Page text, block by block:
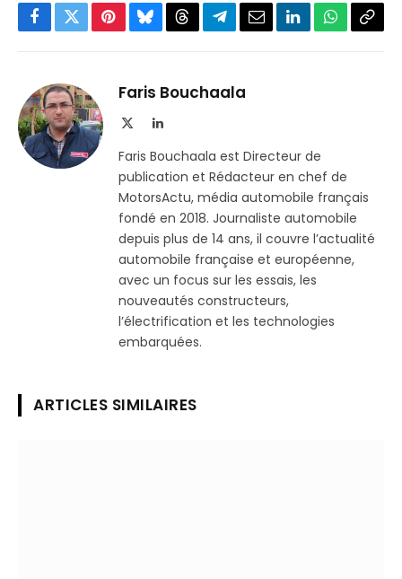
Facebook
TwitterPinterestBlueskyThreadsPartager
Telegram
EmailLinkedInWhatsApp
Faris Bouchaala
LinkedIn
Faris Bouchaala est Directeur de
publication et Rédacteur en chef de
MotorsActu, média automobile français
fondé en 2018. Journaliste automobile
depuis plus de 14 ans, il couvre l’actualité
automobile française et européenne,
avec un focus sur les essais, les
nouveautés constructeurs,
l’électrification et les technologies
embarquées.
ARTICLES SIMILAIRES